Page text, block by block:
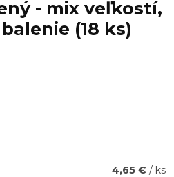
- mix veľkostí,
(18 ks)
4,65 € / ks